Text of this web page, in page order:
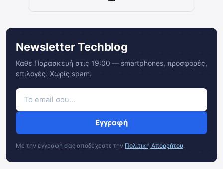
Newsletter Techblog
Κάθε Παρασκευή στις 19:00 — smartphones, προσφορές,
επιλογές. Χωρίς spam.
Εγγραφή
Με την εγγραφή σας αποδέχεστε την Πολιτική Απορρήτου.